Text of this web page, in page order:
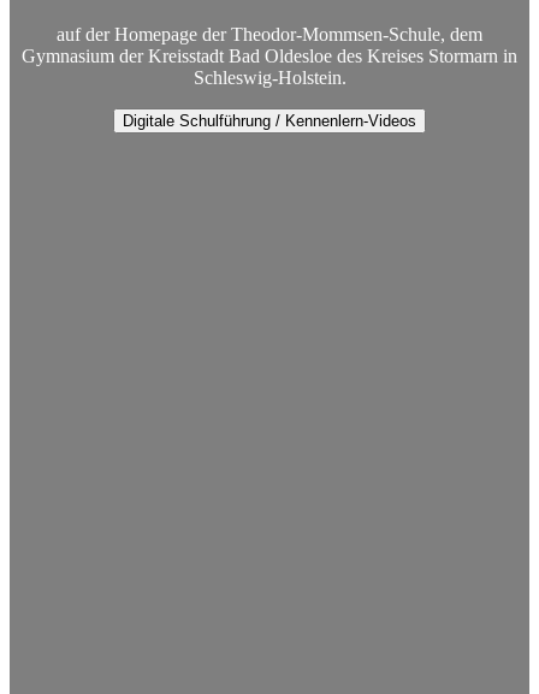
auf der Homepage der Theodor-Mommsen-Schule, dem
Gymnasium der Kreisstadt Bad Oldesloe des Kreises Stormarn in
Schleswig-Holstein.
Digitale Schulführung / Kennenlern-Videos